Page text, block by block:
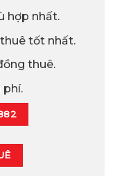
hợp nhất.
tốt nhất.
thuê.
phí.